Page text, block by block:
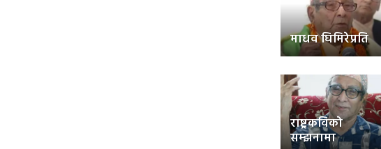
माधव घिमिरेप्रति
राष्ट्रकविको
सम्झनामा